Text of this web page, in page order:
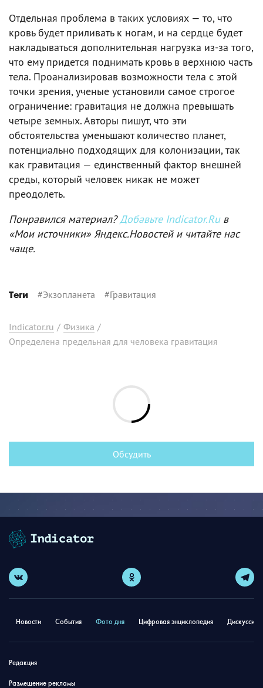
Отдельная проблема в таких условиях — то, что
кровь будет приливать к ногам, и на сердце будет
накладываться дополнительная нагрузка из-за того,
что ему придется поднимать кровь в верхнюю часть
тела. Проанализировав возможности тела с этой
точки зрения, ученые установили самое строгое
ограничение: гравитация не должна превышать
четыре земных. Авторы пишут, что эти
обстоятельства уменьшают количество планет,
потенциально подходящих для колонизации, так
как гравитация — единственный фактор внешней
среды, который человек никак не может
преодолеть.
Понравился материал?Добавьте Indicator.Ruв
«Мои источники» Яндекс.Новостей и читайте нас
чаще.
Теги #Экзопланета #Гравитация
Indicator.ru / Физика /
Определена предельная для человека гравитация
Обсудить
Новости События Фото дня Цифровая энциклопедия
Редакция
Размещение рекламы